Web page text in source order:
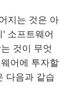
지는 것은 아
소프트웨어
것이 무엇
어에 투자할
다음과 같습